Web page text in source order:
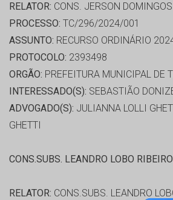
RELATOR: CONS. JERSON DOMINGOS
PROCESSO: TC/296/2024/001
ASSUNTO: RECURSO ORDINÁRIO
PROTOCOLO: 2393498
ORGÃO: PREFEITURA MUNICIPAL DE
INTERESSADO(S): SEBASTIÃO
ADVOGADO(S): JULIANNA LOLLI
GHETTI
CONS.SUBS. LEANDRO LOBO
RELATOR: CONS.SUBS. LEANDRO